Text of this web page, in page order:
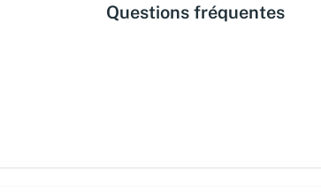
Questions fréquentes